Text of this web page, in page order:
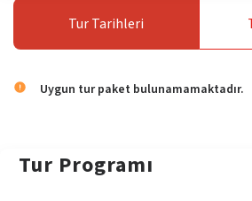
TurTarihleri
Uygun tur paket bulunamamaktadır.
Tur Programı